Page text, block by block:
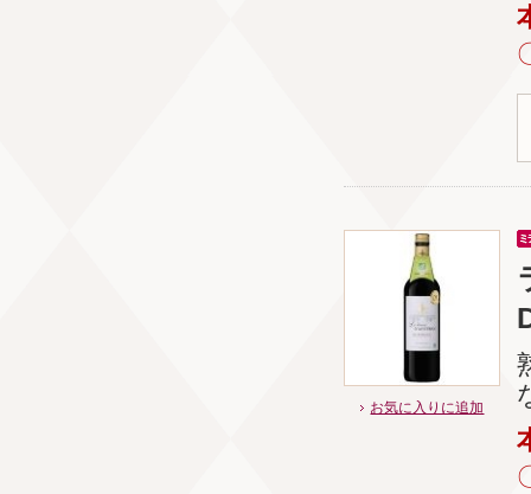
お気に入りに追加